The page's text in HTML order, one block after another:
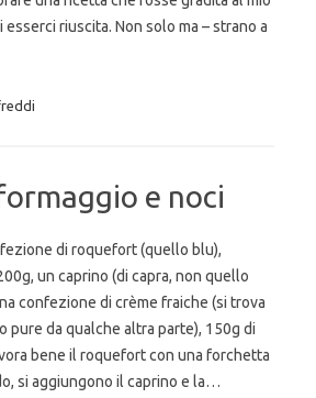
riuscita. Non solo ma – strano a
e noci
di roquefort (quello blu),
un caprino (di capra, non quello
confezione di crème fraiche (si trova
pure da qualche altra parte), 150g di
bene il roquefort con una forchetta
si aggiungono il caprino e la…